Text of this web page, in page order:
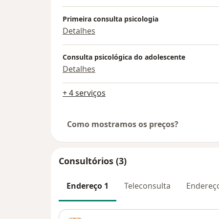
Primeira consulta psicologia
Detalhes
Consulta psicológica do adolescente
Detalhes
+ 4 serviços
Como mostramos os preços?
Consultórios (3)
Endereço 1 Teleconsulta